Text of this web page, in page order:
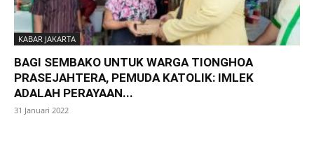
KABAR JAKARTA
BAGI SEMBAKO UNTUK WARGA TIONGHOA
PRASEJAHTERA, PEMUDA KATOLIK: IMLEK
ADALAH PERAYAAN...
31 Januari 2022